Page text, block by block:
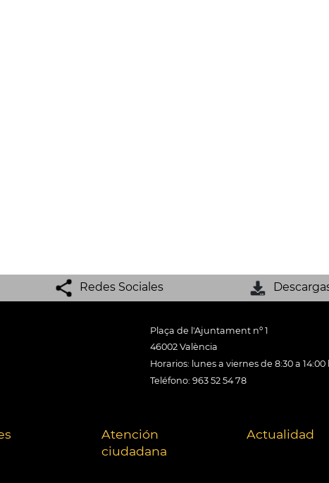
Redes Sociales
Plaça de l'Ajuntament nº 1
46002 València
Horarios: lunes a viernes de 8:30 a 14:00
Teléfono: 963 52 54 78
Atención
ciudadana
Actualidad